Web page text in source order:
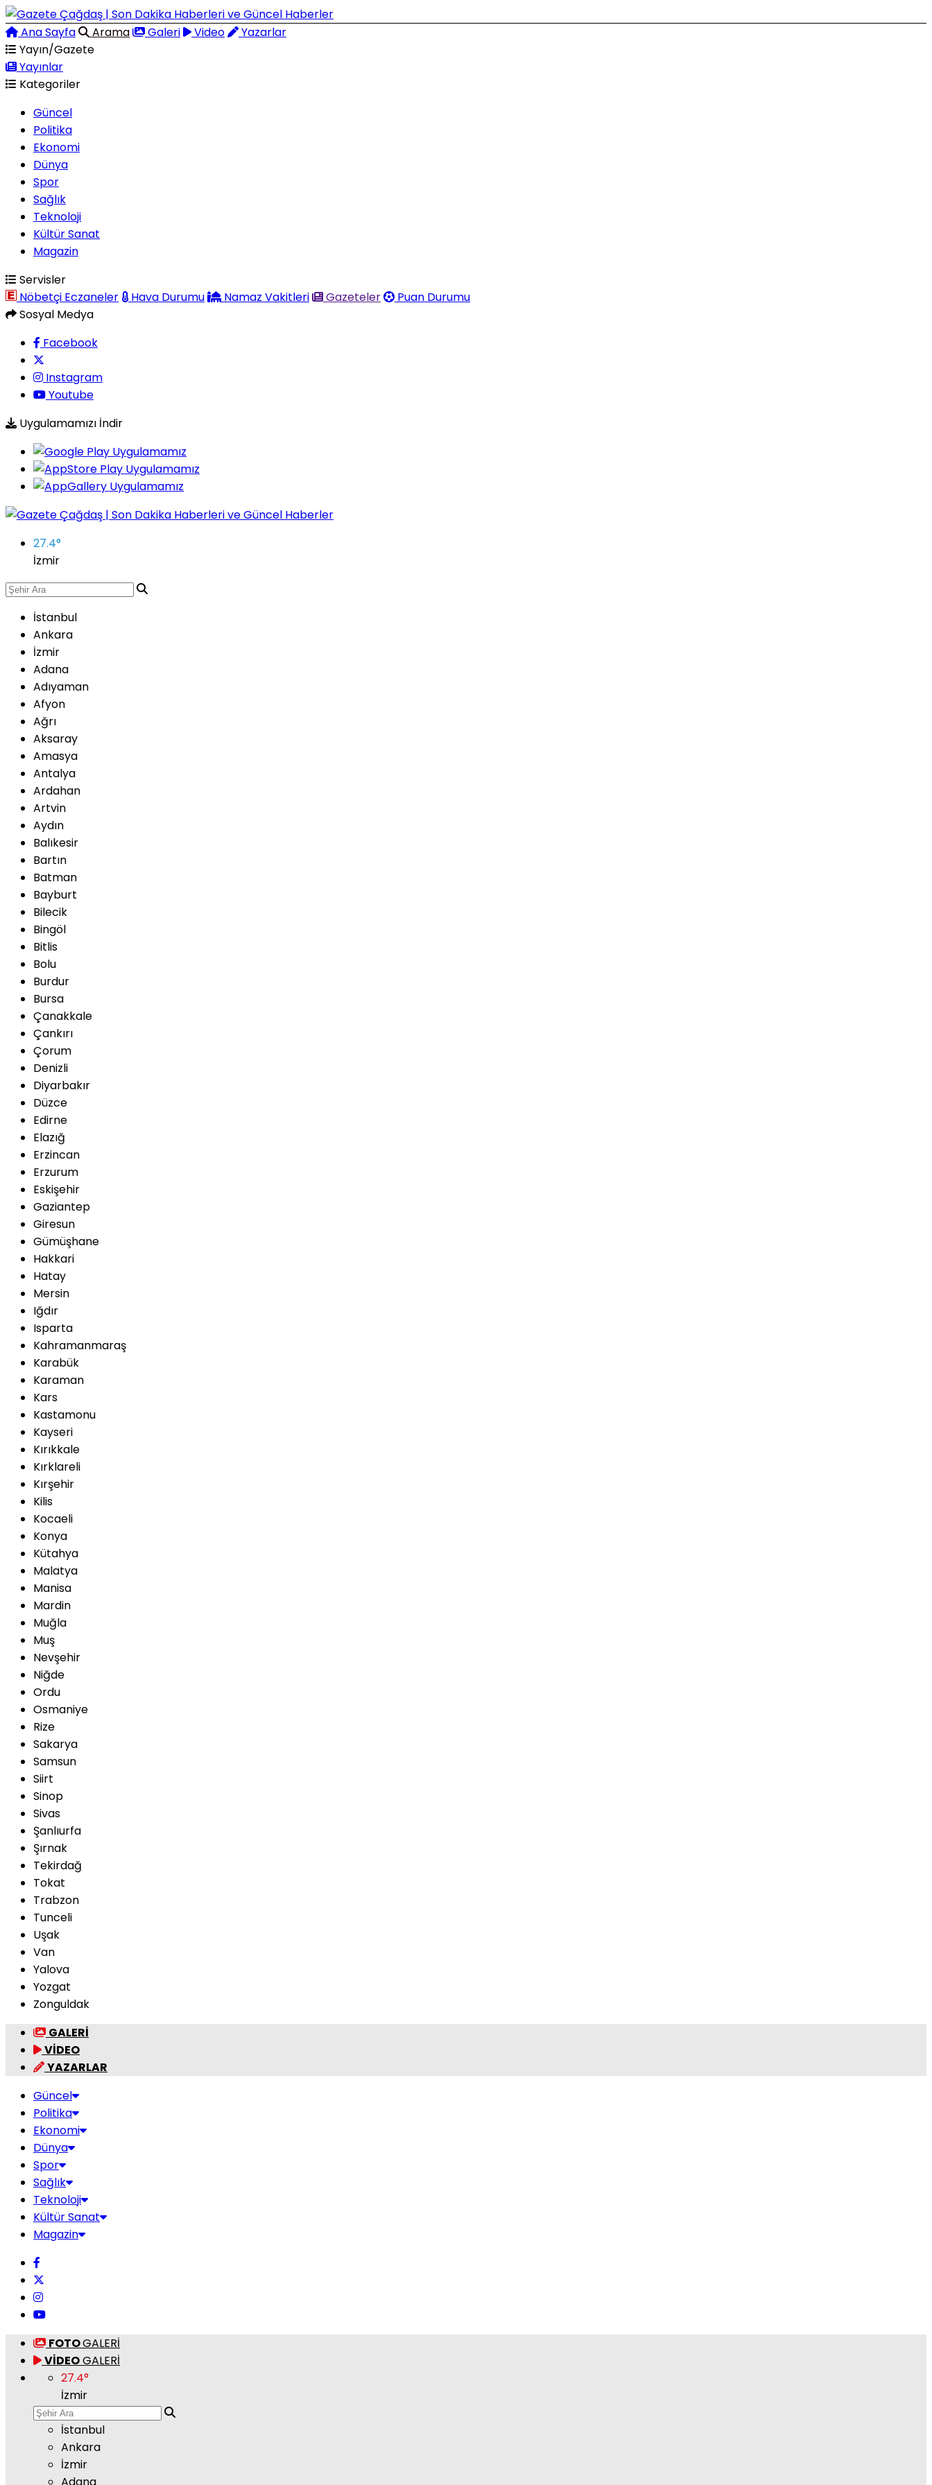
Ana Sayfa Arama Galeri Video
Yazarlar
Yayın/Gazete
Yayınlar
Kategoriler
Güncel
Politika
Ekonomi
Dünya
Spor
Sağlık
Teknoloji
Kültür Sanat
Magazin
Servisler
Nöbetçi Eczaneler
Hava Durumu Namaz Vakitleri Gazeteler
Puan Durumu
Sosyal Medya
Facebook
Instagram
Youtube
Uygulamamızı İndir
27.4°
İzmir
İstanbul
Ankara
İzmir
Adana
Adıyaman
Afyon
Ağrı
Aksaray
Amasya
Antalya
Ardahan
Artvin
Aydın
Balıkesir
Bartın
Batman
Bayburt
Bilecik
Bingöl
Bitlis
Bolu
Burdur
Bursa
Çanakkale
Çankırı
Çorum
Denizli
Diyarbakır
Düzce
Edirne
Elazığ
Erzincan
Erzurum
Eskişehir
Gaziantep
Giresun
Gümüşhane
Hakkari
Hatay
Mersin
Iğdır
Isparta
Kahramanmaraş
Karabük
Karaman
Kars
Kastamonu
Kayseri
Kırıkkale
Kırklareli
Kırşehir
Kilis
Kocaeli
Konya
Kütahya
Malatya
Manisa
Mardin
Muğla
Muş
Nevşehir
Niğde
Ordu
Osmaniye
Rize
Sakarya
Samsun
Siirt
Sinop
Sivas
Şanlıurfa
Şırnak
Tekirdağ
Tokat
Trabzon
Tunceli
Uşak
Van
Yalova
Yozgat
Zonguldak
GALERİ
VİDEO
YAZARLAR
Güncel
Politika
Ekonomi
Dünya
Spor
Sağlık
Teknoloji
Kültür Sanat
Magazin
FOTOGALERİ
VİDEOGALERİ
27.4°
İzmir
İstanbul
Ankara
İzmir